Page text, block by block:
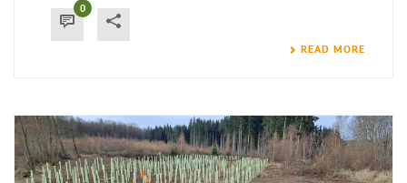
0
READ MORE